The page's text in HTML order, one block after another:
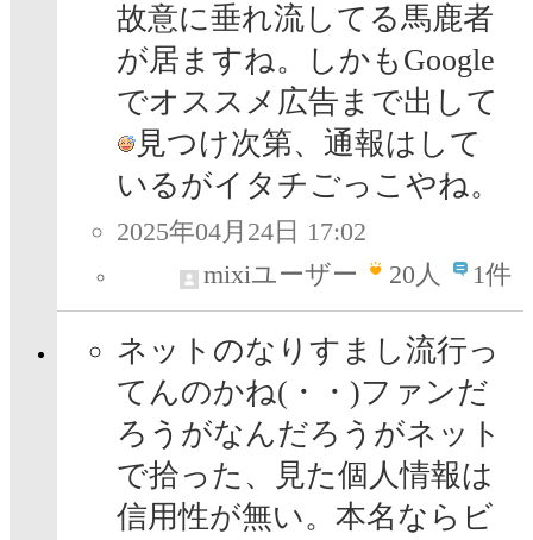
故意に垂れ流してる馬鹿者
が居ますね。しかもGoogle
でオススメ広告まで出して
見つけ次第、通報はして
いるがイタチごっこやね。
2025年04月24日 17:02
mixiユーザー
20人 1件
ネットのなりすまし流行っ
てんのかね(・・)ファンだ
ろうがなんだろうがネット
で拾った、見た個人情報は
信用性が無い。本名ならビ